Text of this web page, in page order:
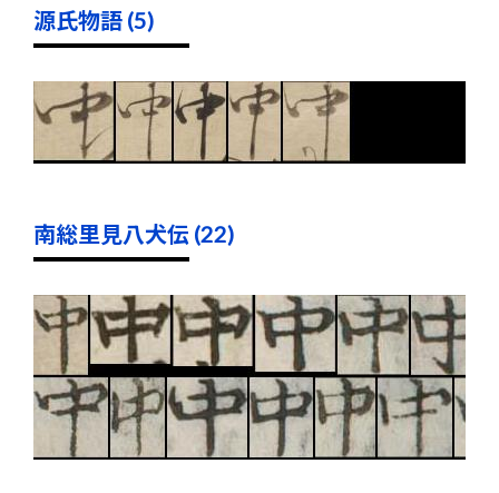
源氏物語 (5)
南総里見八犬伝 (22)